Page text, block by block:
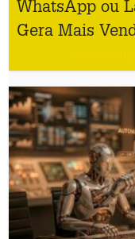
WhatsApp ou
Gera Mais